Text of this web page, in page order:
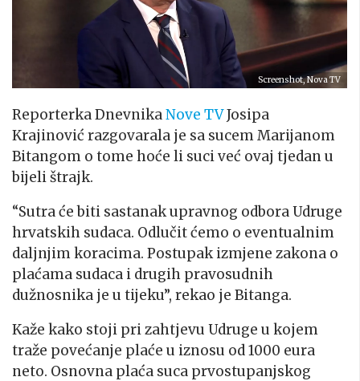
Screenshot, Nova TV
Reporterka DnevnikaNove TVJosipa
Krajinović razgovarala je sa sucem Marijanom
Bitangom o tome hoće li suci već ovaj tjedan u
bijeli štrajk.
“Sutra će biti sastanak upravnog odbora Udruge
hrvatskih sudaca. Odlučit ćemo o eventualnim
daljnjim koracima. Postupak izmjene zakona o
plaćama sudaca i drugih pravosudnih
dužnosnika je u tijeku”, rekao je Bitanga.
Kaže kako stoji pri zahtjevu Udruge u kojem
traže povećanje plaće u iznosu od 1000 eura
neto. Osnovna plaća suca prvostupanjskog